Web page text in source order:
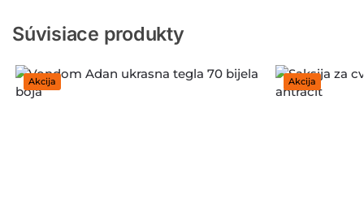
Súvisiace produkty
Akcija Akcija